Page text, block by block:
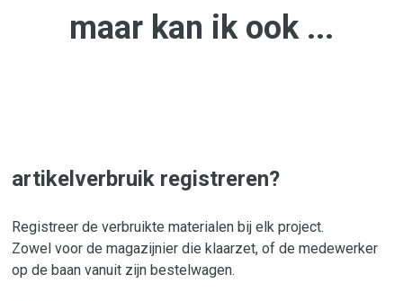
maar kan ik ook ...
artikelverbruik registreren?
Registreer de verbruikte materialen bij elk project.
Zowel voor de magazijnier die klaarzet, of de medewerker
op de baan vanuit zijn bestelwagen.